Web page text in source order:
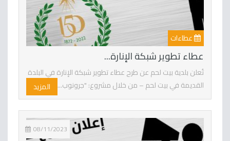
عطاءات
عطاء تطوير شبكة الإنارة...
تُعلن بلدية بيت لحم عن طرح عطاء تطوير شبكة الإنارة في البلدة
القديمة في بيت لحم – من خلال مشروع: "جرونوب...
المزيد
08/11/2023